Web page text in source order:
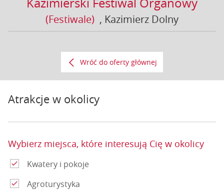
(Festiwale) , Kazimierz Dolny
Wróć do oferty głównej
Atrakcje w okolicy
Wybierz miejsca, które interesują Cię w okolicy
Kwatery i pokoje
Agroturystyka